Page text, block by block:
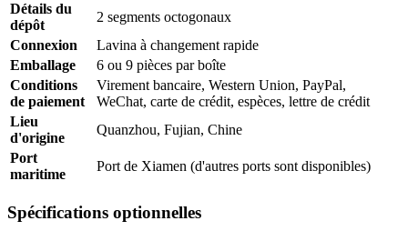
Détails du
dépôt
2 segments octogonaux
Connexion
Lavina à changement rapide
Emballage
6 ou 9 pièces par boîte
Conditions
de paiement
Virement bancaire, Western Union, PayPal,
WeChat, carte de crédit, espèces, lettre de crédit
Lieu
d'origine
Quanzhou, Fujian, Chine
Port
maritime
Port de Xiamen (d'autres ports sont disponibles)
Spécifications optionnelles